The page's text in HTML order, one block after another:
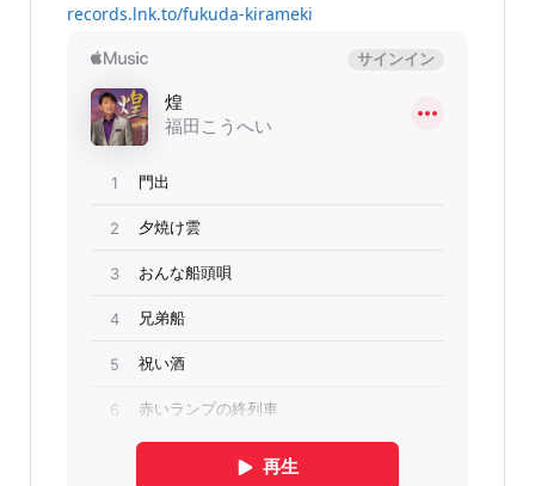
records.lnk.to/fukuda-kirameki